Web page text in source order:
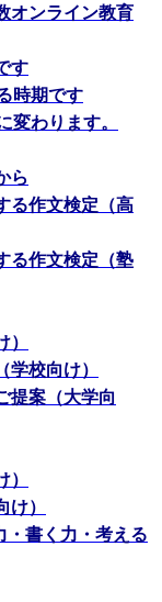
オンライン教育
す
時期です
わります。
ら
る作文検定（高
る作文検定（塾
校向け）
提案（大学向
）
書く力・考える